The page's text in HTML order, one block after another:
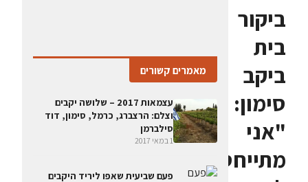
ביקור
בית
ביקב
סימון:
"אני
מתייחס
מאמרים קשורים
עצמאות 2017 – שלושה יקבים
וצלם: הרצברג, כרמל, סימון, דוד
סילברמן
1 במאי 2017
פעם שביעית שאפו ליריד היקבים